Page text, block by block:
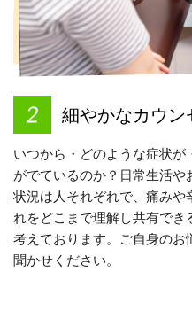
細やかなカウン
いつから・どのような症状
がでているのか？日常生活や
状況は人それぞれで、痛みや
れをどこまで理解し共有でき
考えております。ご自身のお
聞かせください。